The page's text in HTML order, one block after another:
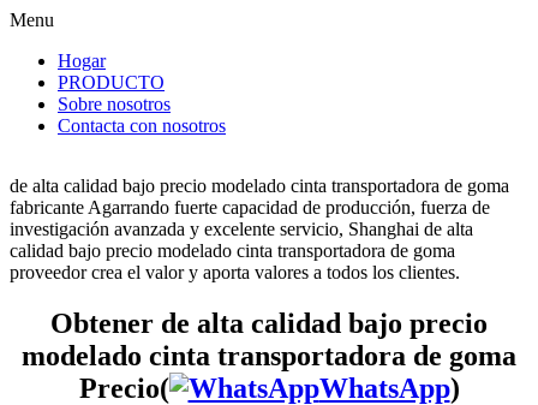
Menu
Hogar
PRODUCTO
Sobre nosotros
Contacta con nosotros
de alta calidad bajo precio modelado cinta transportadora de goma
fabricante Agarrando fuerte capacidad de producción, fuerza de
investigación avanzada y excelente servicio, Shanghai de alta
calidad bajo precio modelado cinta transportadora de goma
proveedor crea el valor y aporta valores a todos los clientes.
Obtener de alta calidad bajo precio
modelado cinta transportadora de goma
Precio(
WhatsApp)